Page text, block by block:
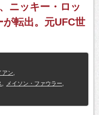
ニッキー・ロッ
が転出。元UFC世
アン
メイソン・ファウラー